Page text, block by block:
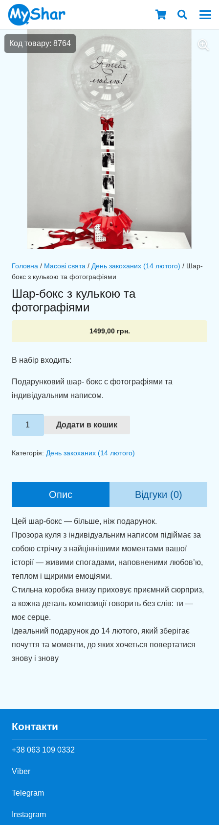
Код товару: 8764
Головна / Масові свята / День закоханих (14 лютого) / Шар-
бокс з кулькою та фотографіями
Шар-бокс з кулькою та
фотографіями
1499,00 грн.
В набір входить:
Подарунковий шар- бокс с фотографіями та
індивідуальним написом.
Шар-
бокс
Додати в кошик
Категорія: День закоханих (14 лютого)
Опис Відгуки (0)
Цей шар-бокс — більше, ніж подарунок.
Прозора куля з індивідуальним написом підіймає за
собою стрічку з найціннішими моментами вашої
історії — живими спогадами, наповненими любов’ю,
теплом і щирими емоціями.
Стильна коробка внизу приховує приємний сюрприз,
а кожна деталь композиції говорить без слів: ти —
моє серце.
Ідеальний подарунок до 14 лютого, який зберігає
почуття та моменти, до яких хочеться повертатися
знову і знову
Контакти
+38 063 109 0332
Viber
Telegram
Instagram